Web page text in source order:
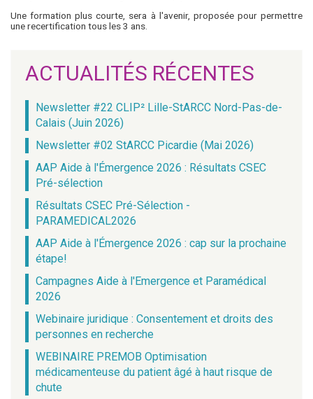
Une formation plus courte, sera à l'avenir, proposée pour permettre
une recertification tous les 3 ans.
ACTUALITÉS RÉCENTES
Newsletter #22 CLIP² Lille-StARCC Nord-Pas-de-
Calais (Juin 2026)
Newsletter #02 StARCC Picardie (Mai 2026)
AAP Aide à l'Émergence 2026 : Résultats CSEC
Pré-sélection
Résultats CSEC Pré-Sélection -
PARAMEDICAL2026
AAP Aide à l'Émergence 2026 : cap sur la prochaine
étape!
Campagnes Aide à l'Emergence et Paramédical
2026
Webinaire juridique : Consentement et droits des
personnes en recherche
WEBINAIRE PREMOB Optimisation
médicamenteuse du patient âgé à haut risque de
chute